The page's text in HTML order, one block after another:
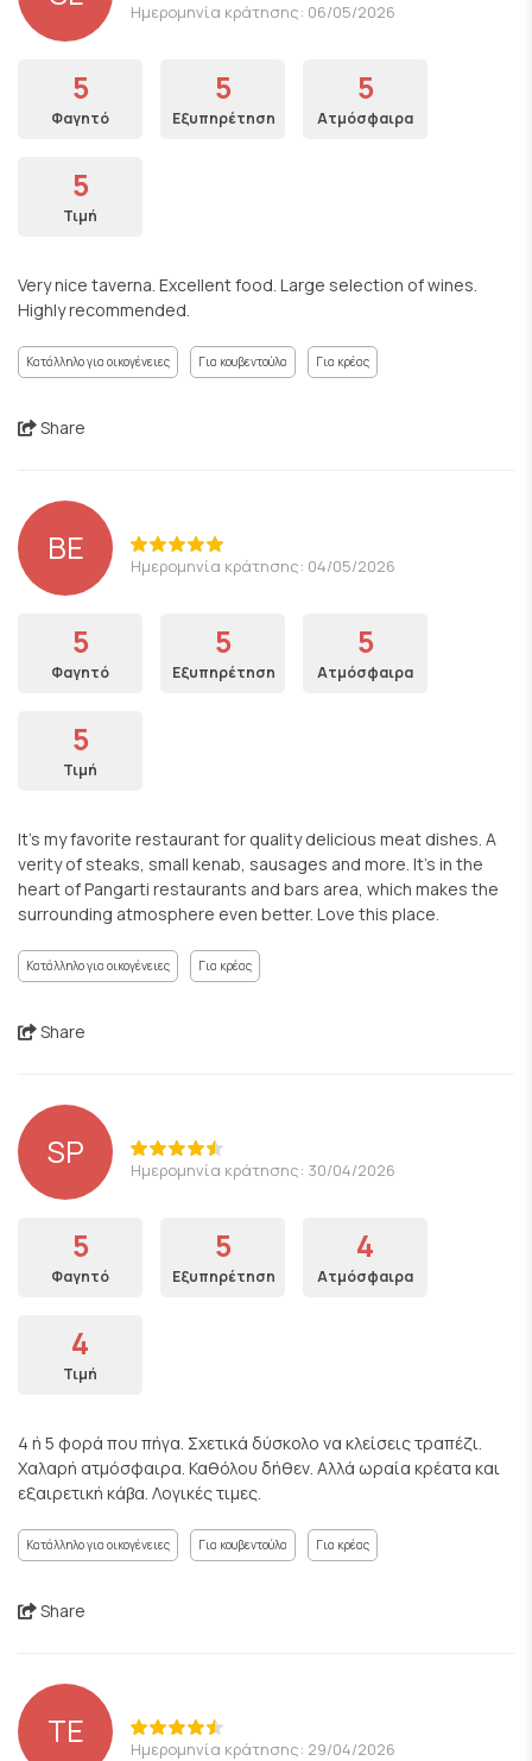
Ημερομηνία κράτησης: 06/05/2026
5
Φαγητό
5
Εξυπηρέτηση
5
Ατμόσφαιρα
5
Τιμή
Very nice taverna. Excellent food. Large selection of wines.
Highly recommended.
Κατάλληλο για οικογένειες Για κουβεντούλα Για κρέας
Share
BE Ημερομηνία κράτησης: 04/05/2026
5
Φαγητό
5
Εξυπηρέτηση
5
Ατμόσφαιρα
5
Τιμή
It’s my favorite restaurant for quality delicious meat dishes. A
verity of steaks, small kenab, sausages and more. It’s in the
heart of Pangarti restaurants and bars area, which makes the
surrounding atmosphere even better. Love this place.
Κατάλληλο για οικογένειες Για κρέας
Share
SP Ημερομηνία κράτησης: 30/04/2026
5
Φαγητό
5
Εξυπηρέτηση
4
Ατμόσφαιρα
4
Τιμή
4 ή 5 φορά που πήγα. Σχετικά δύσκολο να κλείσεις τραπέζι.
Χαλαρή ατμόσφαιρα. Καθόλου δήθεν. Αλλά ωραία κρέατα και
εξαιρετική κάβα. Λογικές τιμες.
Κατάλληλο για οικογένειες Για κουβεντούλα Για κρέας
Share
ΤΕ Ημερομηνία κράτησης: 29/04/2026